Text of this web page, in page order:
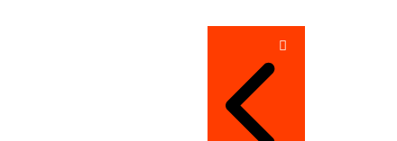
تصفّح
المقالات